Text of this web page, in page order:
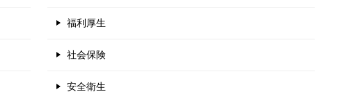
福利厚生
社会保険
安全衛生